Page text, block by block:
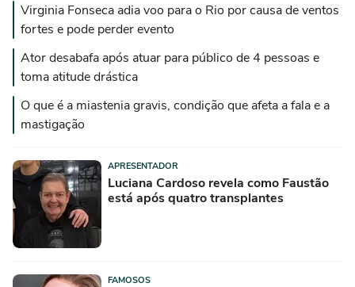
Virginia Fonseca adia voo para o Rio por causa de ventos
fortes e pode perder evento
Ator desabafa após atuar para público de 4 pessoas e
toma atitude drástica
O que é a miastenia gravis, condição que afeta a fala e a
mastigação
APRESENTADOR
Luciana Cardoso revela como Faustão
está após quatro transplantes
FAMOSOS